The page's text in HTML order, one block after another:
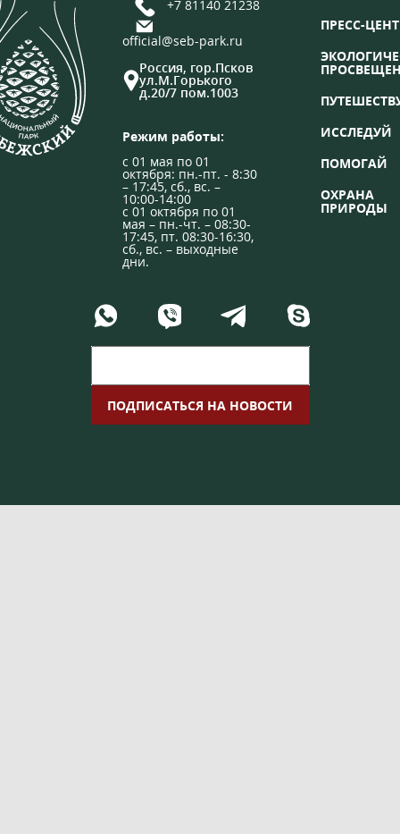
+7 81140 21238
official@seb-park.ru
Россия, гор.Псков
ул.М.Горького
д.20/7 пом.1003
Режим работы:
с 01 мая по 01
октября: пн.-пт. - 8:30
– 17:45, сб., вс. –
10:00-14:00
с 01 октября по 01
мая – пн.-чт. – 08:30-
17:45, пт. 08:30-16:30,
сб., вс. – выходные
дни.
ПРЕСС-
ИССЛЕДУЙ
ПОМОГАЙ
ОХРАНА
ПРИРОДЫ